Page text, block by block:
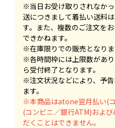
※当日お受け取りされなか
送につきまして着払い送料
す。また、複数のご注文を
できかねます。
※在庫限りでの販売となりま
※各時間枠には上限数があ
ら受付終了となります。
※注文状況などにより、予
ます。
※本商品はatone翌月払い(
(コンビニ／銀行ATM)およ
だくことはできません。